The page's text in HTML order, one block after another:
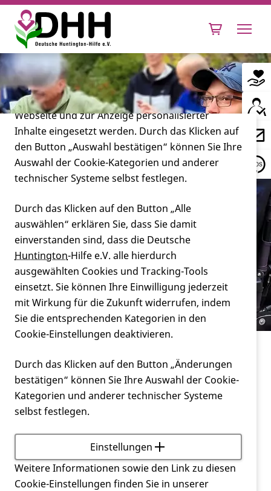
Leben mit Huntington
Forschung
Miteinander
Verein
Service
Beitrag NDR Niedersachsen
Fernseh-Reportage
Jepy & Alina bei NDR "Hallo Niedersachsen"
Cookie-Einstellungen
Diese Webseite setzt verschiedene Cookies und
Tracking-Tools ein. Dies beinhaltet Cookies und
Tracking-Tools, die für den Betrieb der Webseite
technisch notwendig sind, die zu statistischen
Zwecken sowie zur besseren Bedienbarkeit der
Webseite und zur Anzeige personalisierter
Inhalte eingesetzt werden. Durch das Klicken auf
den Button „Auswahl bestätigen“ können Sie Ihre
Auswahl der Cookie-Kategorien und anderer
technischer Systeme selbst festlegen.
Durch das Klicken auf den Button „Alle
auswählen“ erklären Sie, dass Sie damit
einverstanden sind, dass die Deutsche
Huntington-Hilfe e.V. alle hierdurch
ausgewählten Cookies und Tracking-Tools
einsetzt. Sie können Ihre Einwilligung jederzeit
mit Wirkung für die Zukunft widerrufen, indem
Sie die entsprechenden Kategorien in den
Cookie-Einstellungen deaktivieren.
Durch das Klicken auf den Button „Änderungen
bestätigen“ können Sie Ihre Auswahl der Cookie-
Kategorien und anderer technischer Systeme
selbst festlegen.
Einstellungen
Weitere Informationen sowie den Link zu diesen
Cookie-Einstellungen finden Sie in unserer